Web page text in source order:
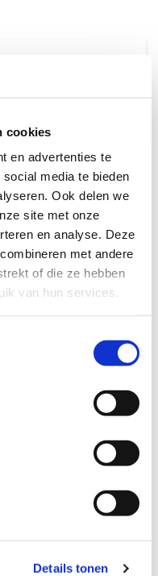
cookies
en advertenties te
media te bieden
Ook delen we
site met onze
en analyse. Deze
met andere
of die ze hebben
van hun services.
Details tonen
& Nordics